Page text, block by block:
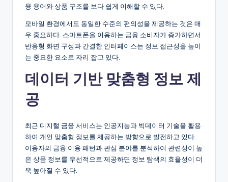
융 용어와 상품 구조를 보다 쉽게 이해할 수 있다.
모바일 환경에서도 동일한 수준의 편의성을 제공하는 것은 매
우 중요하다. 스마트폰을 이용하는 금융 소비자가 증가하면서
반응형 화면 구성과 간결한 인터페이스는 정보 접근성을 높이
는 중요한 요소로 자리 잡고 있다.
데이터 기반 맞춤형 정보 제
공
최근 디지털 금융 서비스는 인공지능과 빅데이터 기술을 활용
하여 개인 맞춤형 정보를 제공하는 방향으로 발전하고 있다.
이용자의 금융 이용 패턴과 관심 분야를 분석하여 관련성이 높
은 상품 정보를 우선적으로 제공하면 정보 탐색의 효율성이 더
욱 높아질 수 있다.